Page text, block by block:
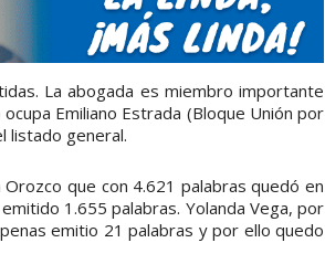
La abogada es miembro importante
Emiliano Estrada (Bloque Unión por
listado general.
que con 4.621 palabras quedó en
1.655 palabras. Yolanda Vega, por
emitio 21 palabras y por ello quedo